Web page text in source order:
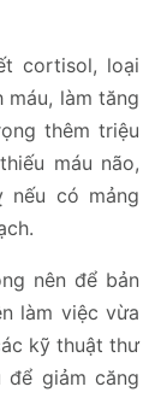
cortisol, loại
làm tăng
thêm triệu
máu não,
có mảng
nên để bản
làm việc vừa
kỹ thuật thư
để giảm căng